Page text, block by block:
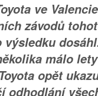
ve
závodů
výsledku
málo
opět
odhodlání